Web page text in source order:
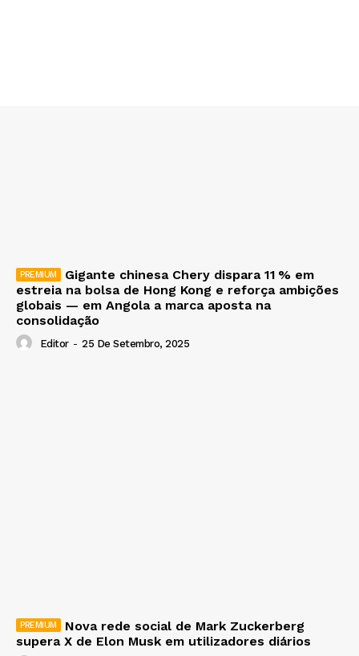
Gigante chinesa Chery dispara 11 % em
estreia na bolsa de Hong Kong e reforça ambições
globais — em Angola a marca aposta na
consolidação
Editor - 25 De Setembro, 2025
Nova rede social de Mark Zuckerberg
supera X de Elon Musk em utilizadores diários